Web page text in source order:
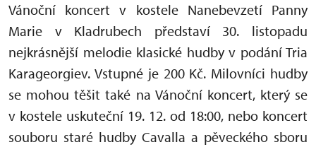
Vánoční koncert v kostele Nanebevzetí Panny
Marie v Kladrubech představí 30. listopadu
nejkrásnější melodie klasické hudby v podání Tria
Karageorgiev. Vstupné je 200 Kč. Milovníci hudby
se mohou těšit také na Vánoční koncert, který se
v kostele uskuteční 19. 12. od 18:00, nebo koncert
souboru staré hudby Cavalla a pěveckého sboru